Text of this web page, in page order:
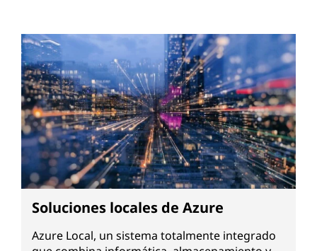
Soluciones locales de Azure
Azure Local, un sistema totalmente integrado